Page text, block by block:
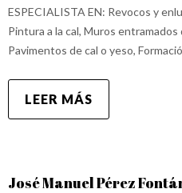
ESPECIALISTA EN: Revocos y
Pintura a la cal, Muros
Pavimentos de cal o yeso,
LEER MÁS
José Manuel Pérez